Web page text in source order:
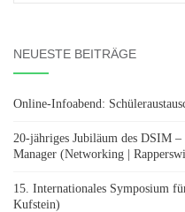
NEUESTE BEITRÄGE
Online-Infoabend:
20-jähriges Jubiläum des DSIM
Manager (Networking |
15. Internationales Symposium
Kufstein)